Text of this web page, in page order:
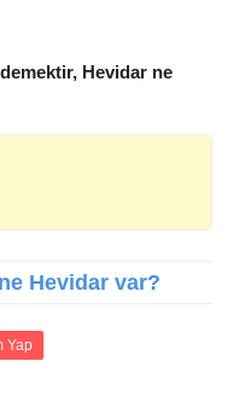
Hevidar ne
Hevidar var?
Yap